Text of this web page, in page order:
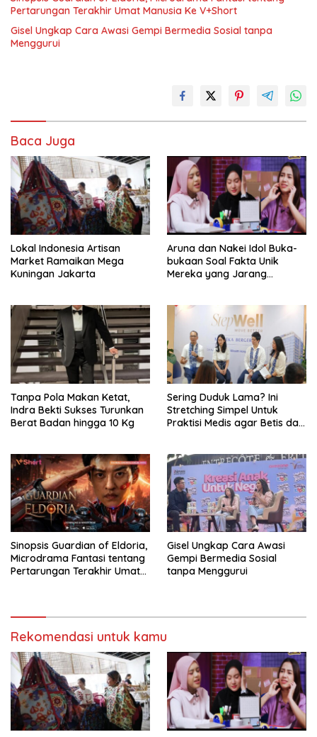
Pertarungan Terakhir Umat Manusia Ke V+Short
Gisel Ungkap Cara Awasi Gempi Bermedia Sosial tanpa
Menggurui
Baca Juga
Lokal Indonesia Artisan
Market Ramaikan Mega
Kuningan Jakarta
Aruna dan Nakei Idol Buka-
bukaan Soal Fakta Unik
Mereka yang Jarang
Tanpa Pola Makan Ketat,
Indra Bekti Sukses Turunkan
Berat Badan hingga 10 Kg
Sering Duduk Lama? Ini
Stretching Simpel Untuk
Praktisi Medis agar Betis dan
Sinopsis Guardian of Eldoria,
Microdrama Fantasi tentang
Pertarungan Terakhir Umat
Gisel Ungkap Cara Awasi
Gempi Bermedia Sosial
tanpa Menggurui
Rekomendasi untuk kamu